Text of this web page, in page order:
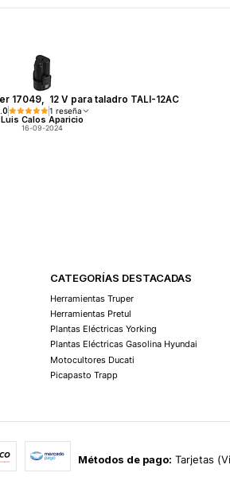
17049, 12 V para taladro TALI-12AC
1 reseña
Luis Calos Aparicio
16-09-2024
CATEGORÍAS DESTACADAS
Herramientas Truper
Herramientas Pretul
Plantas Eléctricas Yorking
Plantas Eléctricas Gasolina Hyundai
Motocultores Ducati
Picapasto Trapp
Métodos de pago: Tarjetas